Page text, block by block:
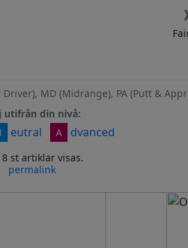
MD (Midrange), PA (Putt &
utifrån din nivå:
eutral A dvanced
8 st artiklar visas.
permalink